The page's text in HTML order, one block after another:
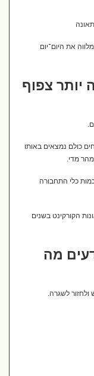
את היום־יום
צפוף
כולם נמצאים באותו
מדי.
כלי התחבורה
הקורקינט בשנים
מה
לשגרה.